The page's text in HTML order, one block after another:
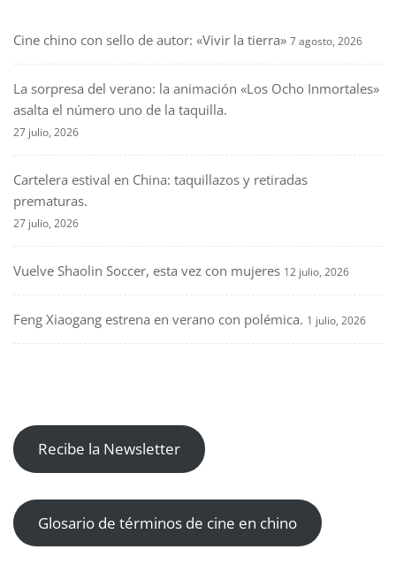
Cine chino con sello de autor: «Vivir la tierra» 7 agosto, 2026
La sorpresa del verano: la animación «Los Ocho Inmortales»
asalta el número uno de la taquilla.
27 julio, 2026
Cartelera estival en China: taquillazos y retiradas
prematuras.
27 julio, 2026
Vuelve Shaolin Soccer, esta vez con mujeres 12 julio, 2026
Feng Xiaogang estrena en verano con polémica. 1 julio, 2026
Recibe la Newsletter
Glosario de términos de cine en chino